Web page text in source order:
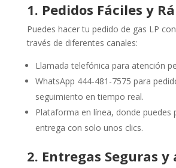
1. Pedidos Fáciles y
Puedes hacer tu pedido de gas LP
través de diferentes canales:
Llamada telefónica para atención
WhatsApp 444-481-7575 para
seguimiento en tiempo real.
Plataforma en línea, donde puedes
entrega con solo unos clics.
2. Entregas Seguras y